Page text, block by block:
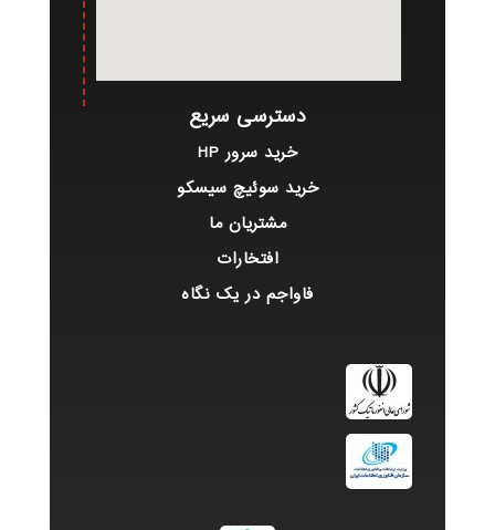
دسترسی سریع
خرید سرور HP
خرید سوئیچ سیسکو
مشتریان ما
افتخارات
فاواجم در یک نگاه